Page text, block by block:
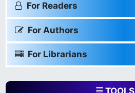
For Readers
For Authors
For Librarians